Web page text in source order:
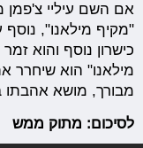
אם השם עיליי
"מקיף מילאנו",
כישרון נוסף והוא
מילאנו" הוא שיחרר
מבורך, מושא אהבתו
לסיכום: מתוק ממש